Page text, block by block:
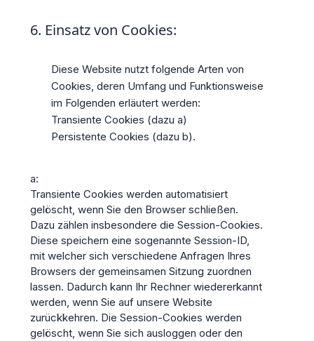
6. Einsatz von Cookies:
Diese Website nutzt folgende Arten von
Cookies, deren Umfang und Funktionsweise
im Folgenden erläutert werden:
Transiente Cookies (dazu a)
Persistente Cookies (dazu b).
a:
Transiente Cookies werden automatisiert
gelöscht, wenn Sie den Browser schließen.
Dazu zählen insbesondere die Session-Cookies.
Diese speichern eine sogenannte Session-ID,
mit welcher sich verschiedene Anfragen Ihres
Browsers der gemeinsamen Sitzung zuordnen
lassen. Dadurch kann Ihr Rechner wiedererkannt
werden, wenn Sie auf unsere Website
zurückkehren. Die Session-Cookies werden
gelöscht, wenn Sie sich ausloggen oder den